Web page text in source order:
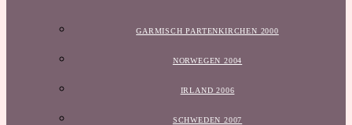
GARMISCH PARTENKIRCHEN 2000
NORWEGEN 2004
IRLAND 2006
SCHWEDEN 2007